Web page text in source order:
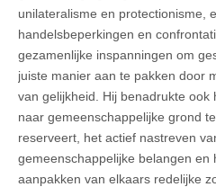
unilateralisme en protectionisme,
handelsbeperkingen en
gezamenlijke inspanningen om
juiste manier aan te pakken door
van gelijkheid. Hij benadrukte ook
naar gemeenschappelijke grond
reserveert, het actief nastreven
gemeenschappelijke belangen en
aanpakken van elkaars redelijke